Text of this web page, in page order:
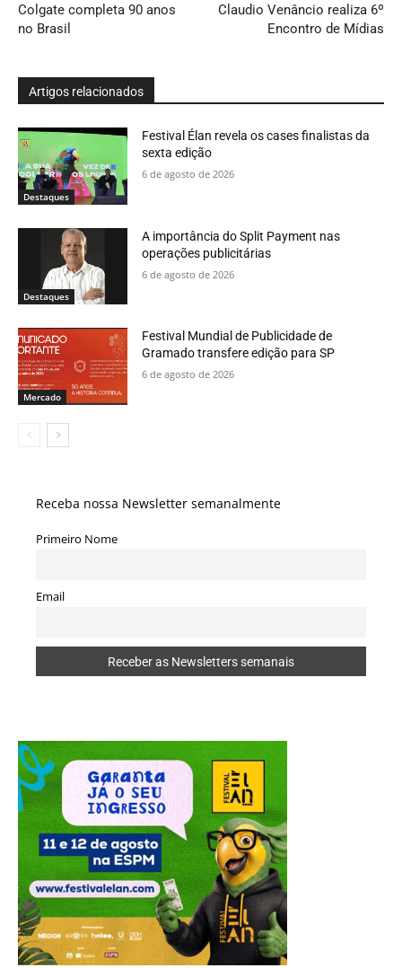
Colgate completa 90 anos
no Brasil
Claudio Venâncio realiza 6º
Encontro de Mídias
Artigos relacionados
Destaques
Festival Élan revela os cases finalistas da
sexta edição
6 de agosto de 2026
Destaques
A importância do Split Payment nas
operações publicitárias
6 de agosto de 2026
Mercado
Festival Mundial de Publicidade de
Gramado transfere edição para SP
6 de agosto de 2026
Receba nossa Newsletter semanalmente
Primeiro Nome
Email